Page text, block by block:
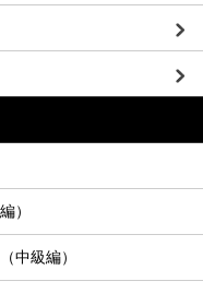
）
中級編）